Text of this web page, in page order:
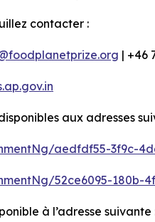
contacter :
| +46
aux adresses
aedfdf55-3f9c-
52ce6095-180b-
à l’adresse suivante